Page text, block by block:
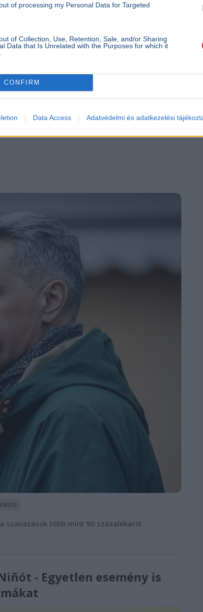
of processing my Personal Data for Targeted
of Collection, Use, Retention, Sale, and/or Sharing
Data that Is Unrelated with the Purposes for which it
CONFIRM
Data Access Adatvédelmi és adatkezelési
vasútvonal új menetrendjéről és a kapcsolódó
szavazások több mint 90 százalékáról
- Egyetlen esemény is